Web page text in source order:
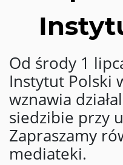
Od środy 1
Instytut Polski
wznawia
siedzibie przy
Zapraszamy
mediateki.